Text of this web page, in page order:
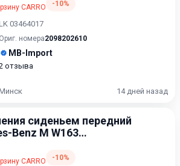
CARRO -10%
03464017
Ориг. номера2098202610
MB-Import
отзыва
14 дней назад
сиденьем передний
Benz M W163
2005 2.7
CARRO -10%